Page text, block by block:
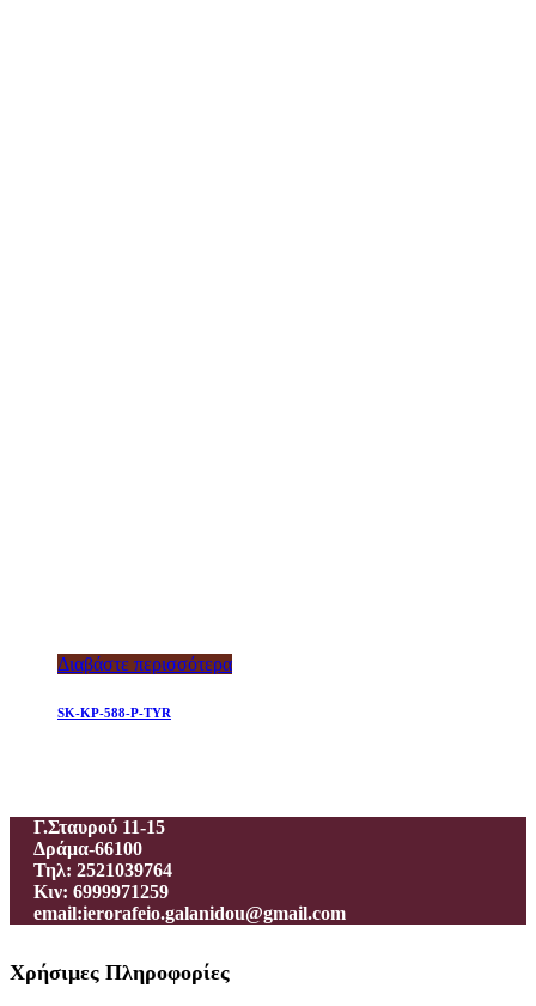
Διαβάστε περισσότερα
SK-KP-588-P-TYR
Γ.Σταυρού 11-15
Δράμα-66100
Τηλ: 2521039764
Κιν: 6999971259
email:ierorafeio.galanidou@gmail.com
Χρήσιμες Πληροφορίες